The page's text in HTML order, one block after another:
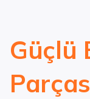
Güçlü